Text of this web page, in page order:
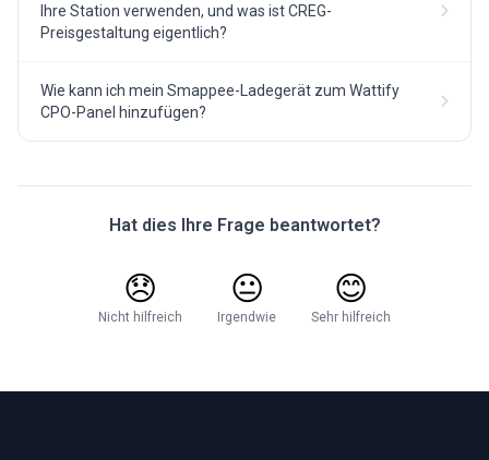
Ihre Station verwenden, und was ist CREG-
Preisgestaltung eigentlich?
Wie kann ich mein Smappee-Ladegerät zum Wattify
CPO-Panel hinzufügen?
Hat dies Ihre Frage beantwortet?
😞
Nicht hilfreich
😐
Irgendwie
😊
Sehr hilfreich